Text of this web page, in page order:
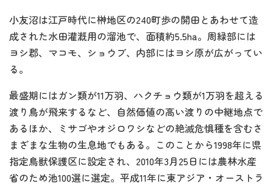
小友沼は江戸時代に榊地区の240町歩の開田とあわせて造
成された水田灌漑用の溜池で、面積約5.5ha。周緑部には
ヨシ郡、マコモ、ショウブ、内部にはヨシ原が広がってい
る。
最盛期にはガン類が11万羽、ハクチョウ類が1万羽を超える
渡り鳥が飛来するなど、自然価値の高い渡りの中継地点で
あるほか、ミサゴやオジロワシなどの絶滅危惧種を含むさ
まざまな生物の生息地でもある。このことから1998年に県
指定鳥獣保護区に設定され、2010年3月25日には農林水産
省のため池100選に選定。平成11年に東アジア・オーストラ